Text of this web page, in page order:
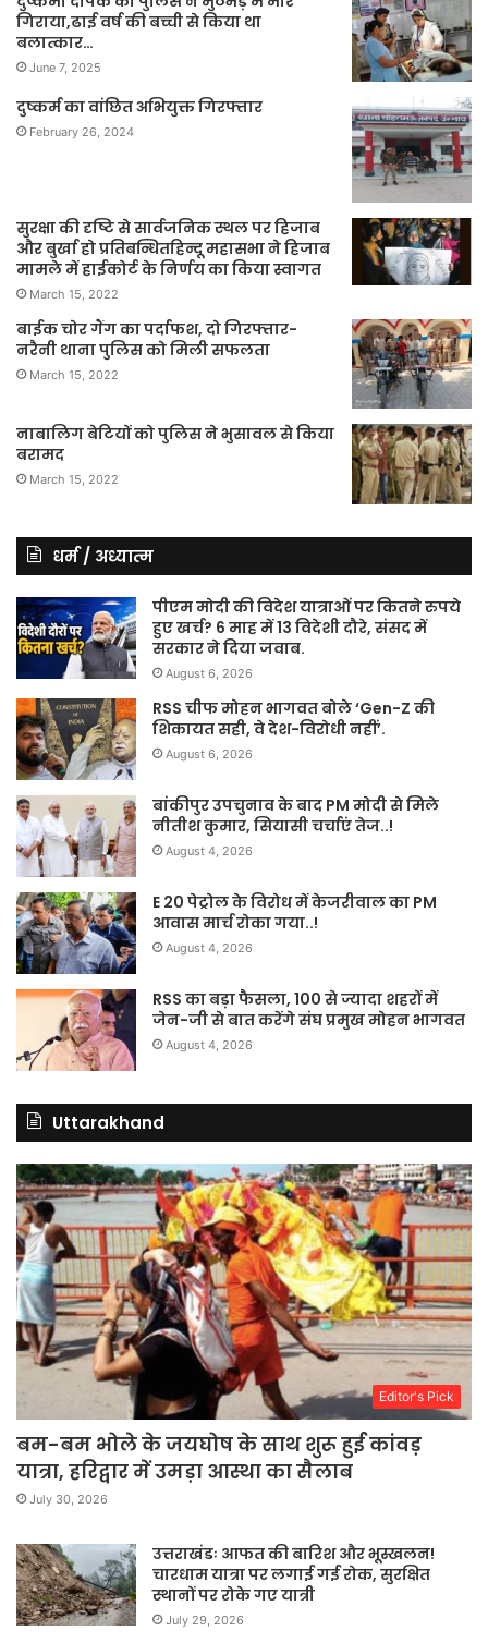
गिराया,ढाई वर्ष की बच्ची से किया था
बलात्कार…
June 7, 2025
दुष्कर्म का वांछित अभियुक्त गिरफ्तार
February 26, 2024
सुरक्षा की दृष्टि से सार्वजनिक स्थल पर हिजाब
और बुर्खा हो प्रतिबन्धितहिन्दू महासभा ने हिजाब
मामले में हाईकोर्ट के निर्णय का किया स्वागत
March 15, 2022
बाईक चोर गैंग का पर्दाफश, दो गिरफ्तार-
नरैनी थाना पुलिस को मिली सफलता
March 15, 2022
नाबालिग बेटियों को पुलिस ने भुसावल से किया
बरामद
March 15, 2022
धर्म / अध्यात्म
पीएम मोदी की विदेश यात्राओं पर कितने रुपये
हुए खर्च? 6 माह में 13 विदेशी दौरे, संसद में
सरकार ने दिया जवाब.
August 6, 2026
RSS चीफ मोहन भागवत बोले ‘Gen-Z की
शिकायत सही, वे देश-विरोधी नहीं’.
August 6, 2026
बांकीपुर उपचुनाव के बाद PM मोदी से मिले
नीतीश कुमार, सियासी चर्चाएं तेज..!
August 4, 2026
E 20 पेट्रोल के विरोध में केजरीवाल का PM
आवास मार्च रोका गया..!
August 4, 2026
RSS का बड़ा फैसला, 100 से ज्यादा शहरों में
जेन-जी से बात करेंगे संघ प्रमुख मोहन भागवत
August 4, 2026
Uttarakhand
Editor's Pick
बम-बम भोले के जयघोष के साथ शुरू हुई कांवड़
यात्रा, हरिद्वार में उमड़ा आस्था का सैलाब
July 30, 2026
उत्तराखंडः आफत की बारिश और भूस्खलन!
चारधाम यात्रा पर लगाई गई रोक, सुरक्षित
स्थानों पर रोके गए यात्री
July 29, 2026